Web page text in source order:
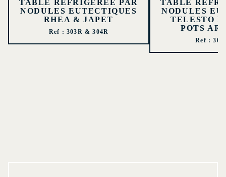
TABLE RÉFRIGÉRÉE PAR
NODULES EUTECTIQUES
RHEA & JAPET
Ref : 303R & 304R
TABLE
NODULES
TELESTO
POTS
Ref :